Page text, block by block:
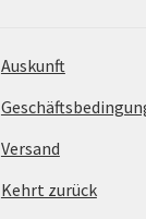
Auskunft
Versand
Kehrt zurück